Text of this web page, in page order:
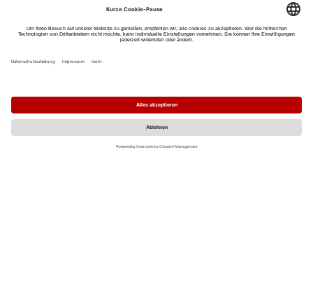
eventportal@fwtm.de
Impressum